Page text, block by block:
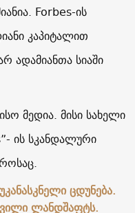
Forbes-ის
კაპიტალით
ადამიანთა სიაში
მედია. მისი სახელი
ის სკანდალური
ცდუნება.
ლანდშაფტს.